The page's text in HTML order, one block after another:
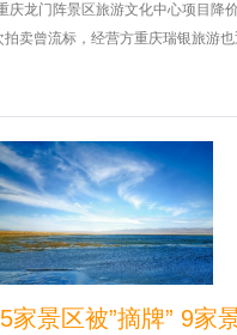
庆龙门阵景区旅游文化中心项目降
卖曾流标，经营方重庆瑞银旅游
家景区被”摘牌” 9家